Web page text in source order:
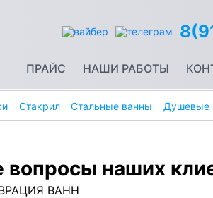
ПРАЙС НАШИ РАБОТЫ
Стакрил Стальные ванны Душевые
наших